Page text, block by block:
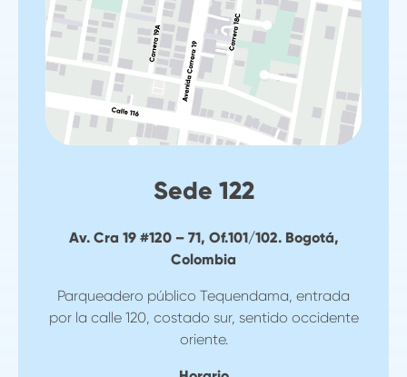
Sede 122
Av. Cra 19 #120 – 71, Of.101/102. Bogotá,
Colombia
Parqueadero público Tequendama, entrada
por la calle 120, costado sur, sentido occidente
oriente.